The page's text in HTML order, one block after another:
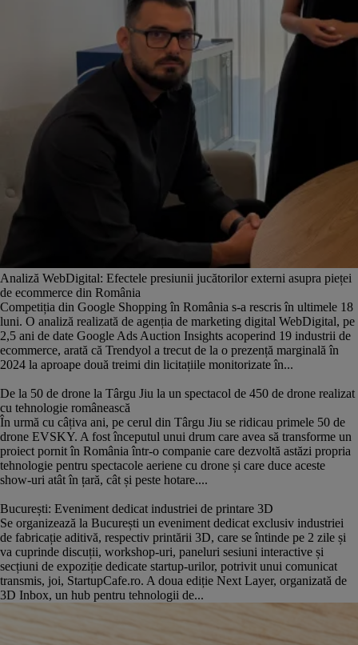
Analiză WebDigital: Efectele presiunii jucătorilor externi asupra pieței
de ecommerce din România
Competiția din Google Shopping în România s-a rescris în ultimele 18
luni. O analiză realizată de agenția de marketing digital WebDigital, pe
2,5 ani de date Google Ads Auction Insights acoperind 19 industrii de
ecommerce, arată că Trendyol a trecut de la o prezență marginală în
2024 la aproape două treimi din licitațiile monitorizate în...
De la 50 de drone la Târgu Jiu la un spectacol de 450 de drone realizat
cu tehnologie românească
În urmă cu câțiva ani, pe cerul din Târgu Jiu se ridicau primele 50 de
drone EVSKY. A fost începutul unui drum care avea să transforme un
proiect pornit în România într-o companie care dezvoltă astăzi propria
tehnologie pentru spectacole aeriene cu drone și care duce aceste
show-uri atât în țară, cât și peste hotare....
București: Eveniment dedicat industriei de printare 3D
Se organizează la București un eveniment dedicat exclusiv industriei
de fabricație aditivă, respectiv printării 3D, care se întinde pe 2 zile și
va cuprinde discuții, workshop-uri, paneluri sesiuni interactive și
secțiuni de expoziție dedicate startup-urilor, potrivit unui comunicat
transmis, joi, StartupCafe.ro. A doua ediție Next Layer, organizată de
3D Inbox, un hub pentru tehnologii de...